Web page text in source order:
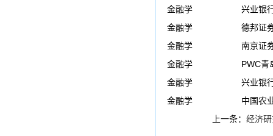
金融学
兴业银
金融学
德邦证
金融学
南京证
金融学
PWC青
金融学
兴业银
金融学
中国农
上一条： 经济